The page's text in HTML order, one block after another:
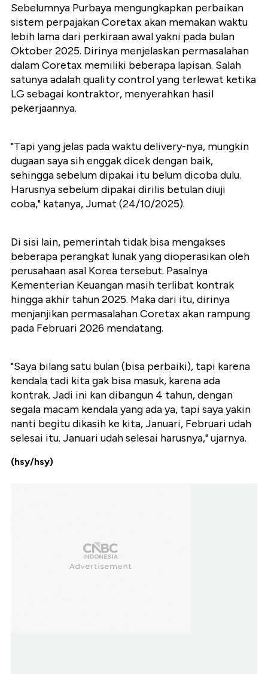
Sebelumnya Purbaya mengungkapkan perbaikan
sistem perpajakan Coretax akan memakan waktu
lebih lama dari perkiraan awal yakni pada bulan
Oktober 2025. Dirinya menjelaskan permasalahan
dalam Coretax memiliki beberapa lapisan. Salah
satunya adalah quality control yang terlewat ketika
LG sebagai kontraktor, menyerahkan hasil
pekerjaannya.
"Tapi yang jelas pada waktu delivery-nya, mungkin
dugaan saya sih enggak dicek dengan baik,
sehingga sebelum dipakai itu belum dicoba dulu.
Harusnya sebelum dipakai dirilis betulan diuji
coba," katanya, Jumat (24/10/2025).
Di sisi lain, pemerintah tidak bisa mengakses
beberapa perangkat lunak yang dioperasikan oleh
perusahaan asal Korea tersebut. Pasalnya
Kementerian Keuangan masih terlibat kontrak
hingga akhir tahun 2025. Maka dari itu, dirinya
menjanjikan permasalahan Coretax akan rampung
pada Februari 2026 mendatang.
"Saya bilang satu bulan (bisa perbaiki), tapi karena
kendala tadi kita gak bisa masuk, karena ada
kontrak. Jadi ini kan dibangun 4 tahun, dengan
segala macam kendala yang ada ya, tapi saya yakin
nanti begitu dikasih ke kita, Januari, Februari udah
selesai itu. Januari udah selesai harusnya," ujarnya.
(hsy/hsy)